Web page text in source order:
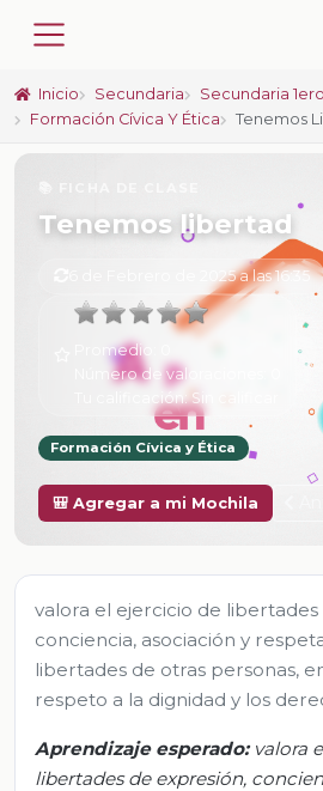
Inicio Secundaria
Secundaria 1ero
Formación Cívica Y Ética
Tenemos
Tenemos libertad
6 de Febrero de 2025 a las 16:35
Promedio:
Número de valoraciones:
Tu calificación:Sin calificar
Formación Cívica y Ética
🎒 Agregar a mi Mochila
valora el ejercicio de
conciencia, asociación y
libertades de otras personas,
respeto a la dignidad y los
Aprendizaje esperado: valora
libertades de expresión,